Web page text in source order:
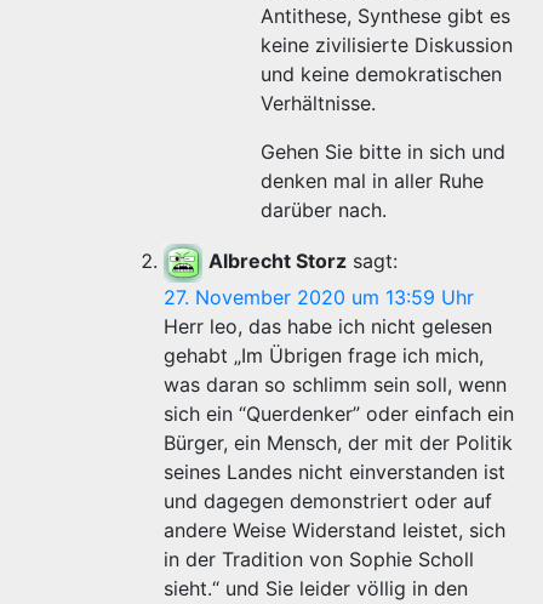
Antithese, Synthese gibt es
keine zivilisierte Diskussion
und keine demokratischen
Verhältnisse.
Gehen Sie bitte in sich und
denken mal in aller Ruhe
darüber nach.
Albrecht Storz sagt:
27. November 2020 um 13:59 Uhr
Herr leo, das habe ich nicht gelesen
gehabt „Im Übrigen frage ich mich,
was daran so schlimm sein soll, wenn
sich ein “Querdenker” oder einfach ein
Bürger, ein Mensch, der mit der Politik
seines Landes nicht einverstanden ist
und dagegen demonstriert oder auf
andere Weise Widerstand leistet, sich
in der Tradition von Sophie Scholl
sieht.“ und Sie leider völlig in den